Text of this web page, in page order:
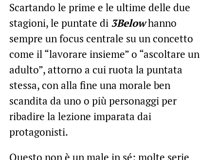
Scartando le prime e le ultime delle due
stagioni, le puntate di 3Belowhanno
sempre un focus centrale su un concetto
come il “lavorare insieme” o “ascoltare un
adulto”, attorno a cui ruota la puntata
stessa, con alla fine una morale ben
scandita da uno o più personaggi per
ribadire la lezione imparata dai
protagonisti.
Questo non è un male in sé: molte serie